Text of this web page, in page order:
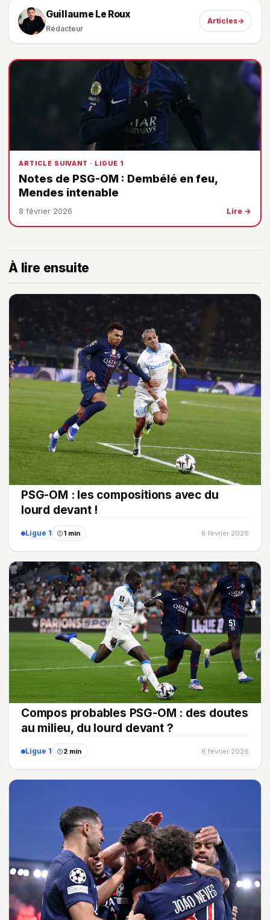
Guillaume Le Roux
Rédacteur
Articles→
ARTICLE SUIVANT · LIGUE 1
Notes de PSG-OM : Dembélé en feu,
Mendes intenable
8 février 2026 Lire →
À lire ensuite
PSG-OM : les compositions avec du
lourd devant !
Ligue 1 1 min 8 février 2026
Compos probables PSG-OM : des doutes
au milieu, du lourd devant ?
Ligue 1 2 min 8 février 2026